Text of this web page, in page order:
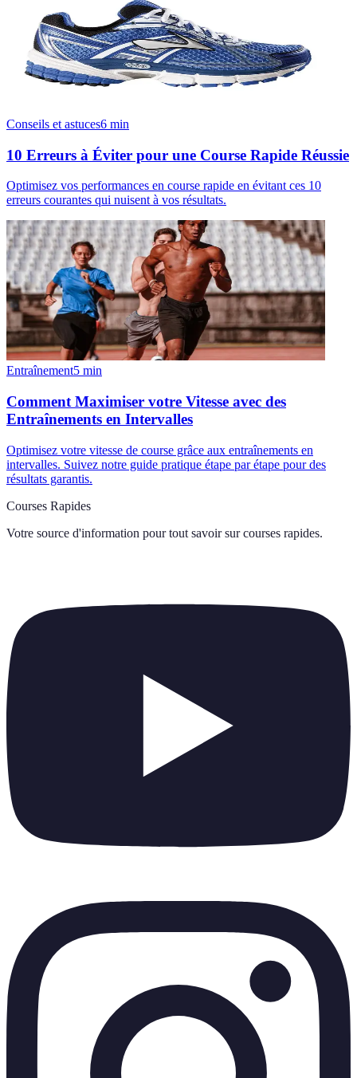
Conseils et astuces6 min
10 Erreurs à Éviter pour une Course Rapide Réussie
Optimisez vos performances en course rapide en évitant ces 10
erreurs courantes qui nuisent à vos résultats.
Entraînement5 min
Comment Maximiser votre Vitesse avec des
Entraînements en Intervalles
Optimisez votre vitesse de course grâce aux entraînements en
intervalles. Suivez notre guide pratique étape par étape pour des
résultats garantis.
Courses Rapides
Votre source d'information pour tout savoir sur courses rapides.